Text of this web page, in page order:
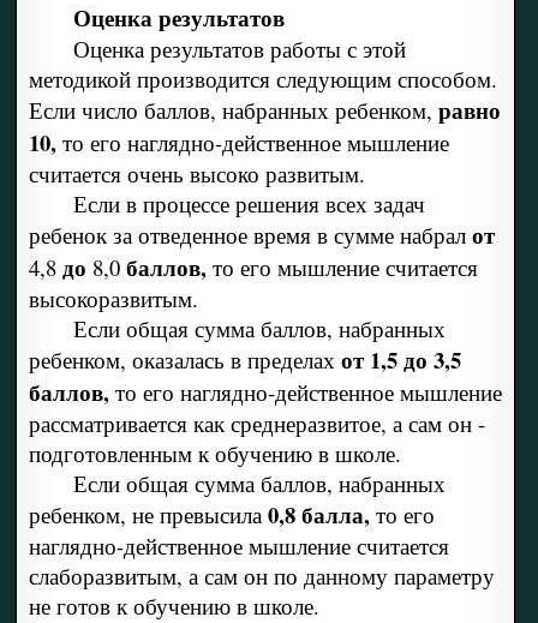
Оценка результатов
Оценка результатов работы с этой
методикой производится следующим способом.
Если число баллов, набранных ребенком, равно
10, то его наглядно-действенное мышление
считается очень высоко развитым.
Если в процессе решения всех задач
ребенок за отведенное время в сумме набрал от
4,8 до 8,0 баллов, то его мышление счи­тается
высокоразвитым.
Если общая сумма баллов, набранных
ребенком, оказалась в пределах от 1,5 до 3,5
баллов, то его наглядно-действенное мыш­ление
рассматривается как среднеразвитое, а сам он -
подготов­ленным к обучению в школе.
Если общая сумма баллов, набранных
ребенком, не превыси­ла 0,8 балла, то его
наглядно-действенное мышление считается
слаборазвитым, а сам он по данному параметру
не готов к обуче­нию в школе.